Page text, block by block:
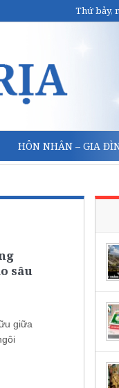
Thứ bảy,
HÔN NHÂN – GIA
sâu
giữa